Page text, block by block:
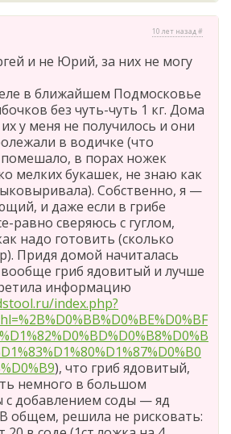
10 лет назад #
и не Юрий, за них не могу
в ближайшем Подмосковье
без чуть-чуть 1 кг. Дома
у меня не получилось и они
в водичке (что
помешало, в порах ножек
мелких букашек, не знаю как
Собственно, я —
и даже если в грибе
равно сверяюсь с гуглом,
надо готовить (сколько
Придя домой начиталась
вообще гриб ядовитый и лучше
информацию
index.php?
), что гриб ядовитый,
немного в большом
с добавлением соды — яд
В общем, решила не рисковать: